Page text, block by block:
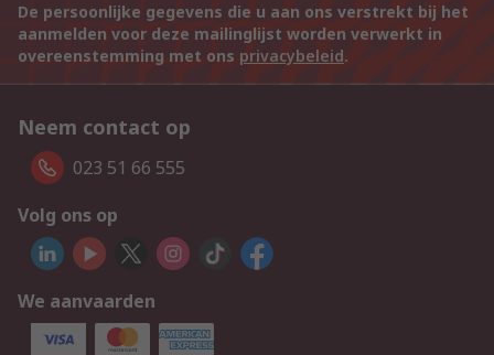
De persoonlijke gegevens die u aan ons verstrekt bij het
aanmelden voor deze mailinglijst worden verwerkt in
overeenstemming met ons privacybeleid.
Neem contact op
023 51 66 555
Volg ons op
We aanvaarden